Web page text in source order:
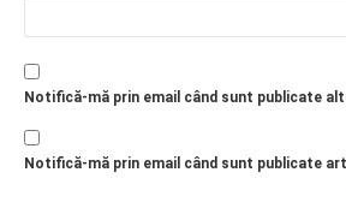
Notifică-mă prin email când sunt publicate
Notifică-mă prin email când sunt publicate